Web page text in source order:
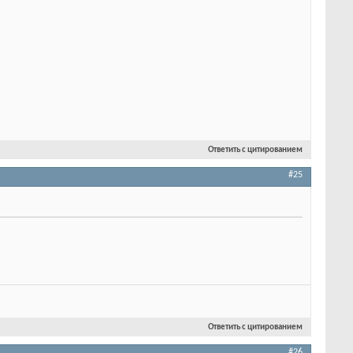
Ответить с цитированием
#25
Ответить с цитированием